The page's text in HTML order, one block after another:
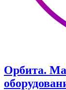
Орбита.